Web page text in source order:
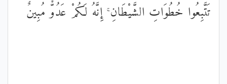
تَتَّبِعُوا خُطُوَاتِ الشَّيْطَانِ ۚ إِنَّهُ لَكُمْ عَدُوٌّ مُبِينٌ